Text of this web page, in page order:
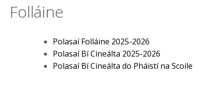
Folláine
Polasaí Folláine 2025-2026
Polasaí Bí Cineálta 2025-2026
Polasaí Bí Cineálta do Pháistí na Scoile